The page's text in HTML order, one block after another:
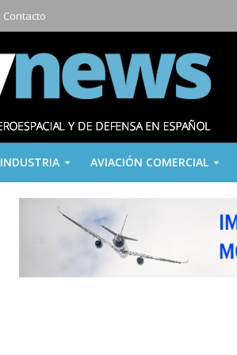
Contacto
INDUSTRIA AVIACIÓN COMERCIAL